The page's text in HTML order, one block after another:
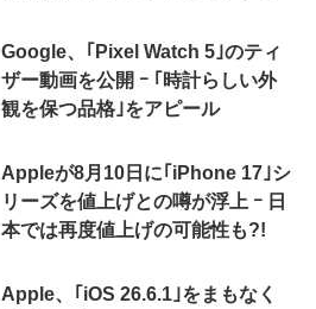
来の｢収益分配｣は廃止
Google、｢Pixel Watch 5｣のティ
ザー動画を公開 ｰ ｢時計らしい外
観を保つ品格｣をアピール
Appleが8月10日に｢iPhone 17｣シ
リーズを値上げとの噂が浮上 ｰ 日
本では再度値上げの可能性も?!
Apple、｢iOS 26.6.1｣をまもなく